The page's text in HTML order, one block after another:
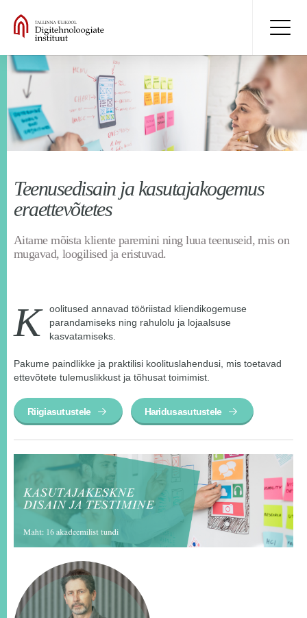
Teenusedisain ja kasutajakogemus
eraettevõtetes
Aitame mõista kliente paremini ning luua teenuseid, mis on
mugavad, loogilised ja eristuvad.
K
oolitused annavad tööriistad kliendikogemuse
parandamiseks ning rahulolu ja lojaalsuse
kasvatamiseks.
Pakume paindlikke ja praktilisi koolituslahendusi, mis toetavad
ettevõtete tulemuslikkust ja tõhusat toimimist.
Riigiasutustele Haridusasutustele